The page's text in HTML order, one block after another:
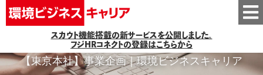
スカウト機能搭載の新サービスを公開しました。
フジHRコネクトの登録はこちらから
【東京本社】事業企画｜環境ビジネスキャリア